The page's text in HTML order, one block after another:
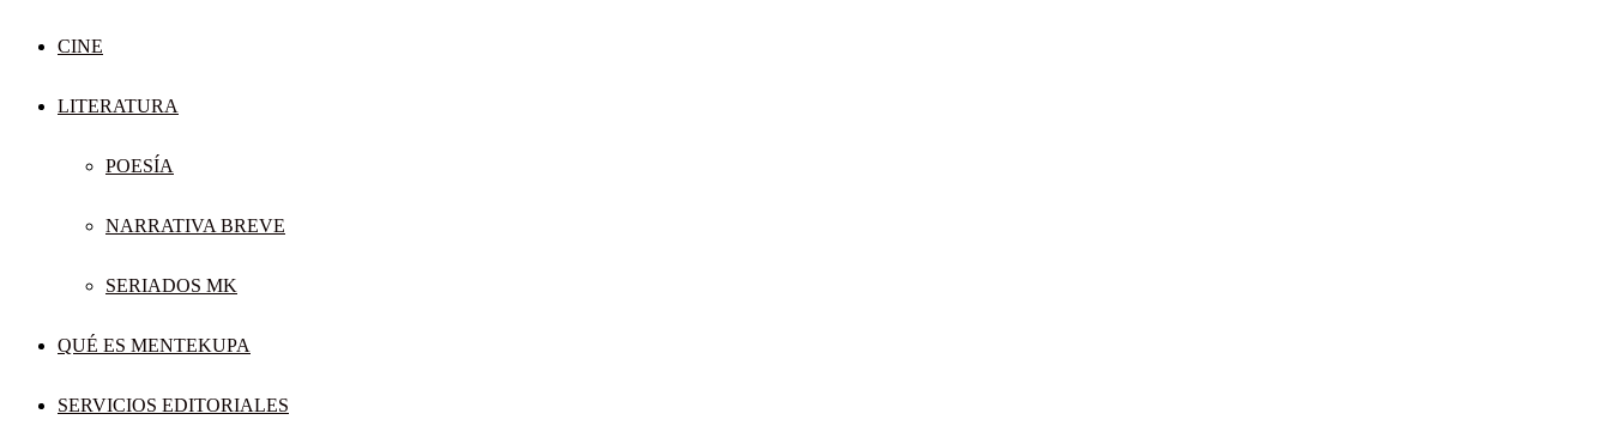
CINE
LITERATURA
POESÍA
NARRATIVA BREVE
SERIADOS MK
QUÉ ES MENTEKUPA
SERVICIOS EDITORIALES